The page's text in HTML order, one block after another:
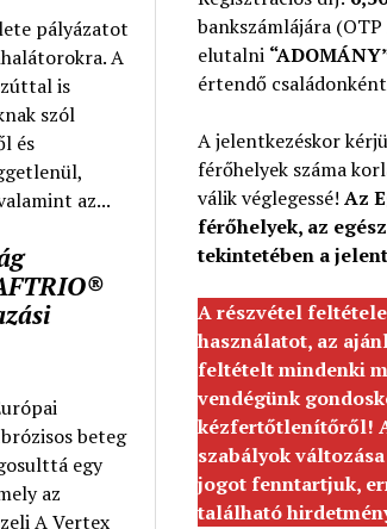
pályázatot
A
is
szól
és
az...
beteg
egy
az
A Vertex
bankszámlájára (OTP
elutalni
értendő
A jelentkezéskor
férőhelyek száma
válik véglegessé! Az
férőhelyek, az
tekintetében a
A részvétel
használatot, az
feltételt mindenki
vendégünk
kézfertőtlenítőről!
szabályok
jogot fenntartjuk,
található